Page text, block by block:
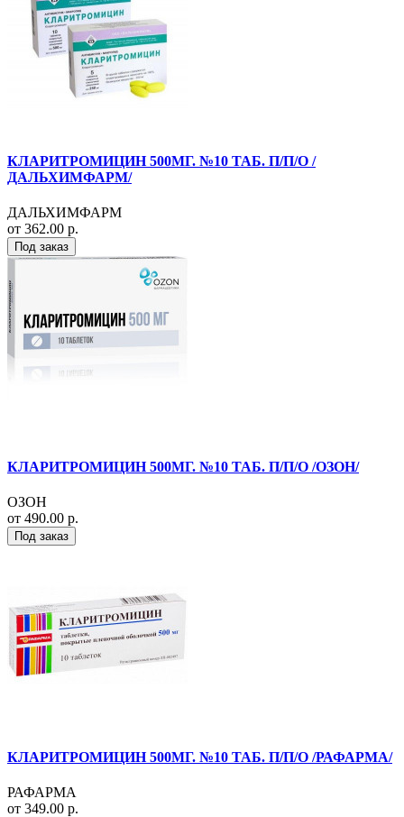
КЛАРИТРОМИЦИН 500МГ. №10 ТАБ. П/П/О /
ДАЛЬХИМФАРМ/
ДАЛЬХИМФАРМ
от 362.00 р.
Под заказ
КЛАРИТРОМИЦИН 500МГ. №10 ТАБ. П/П/О /ОЗОН/
ОЗОН
от 490.00 р.
Под заказ
КЛАРИТРОМИЦИН 500МГ. №10 ТАБ. П/П/О /РАФАРМА/
РАФАРМА
от 349.00 р.